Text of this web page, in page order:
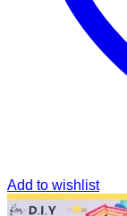
Add to wishlist